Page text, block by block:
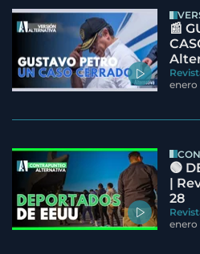
📰
enero
🟢
|
28
enero